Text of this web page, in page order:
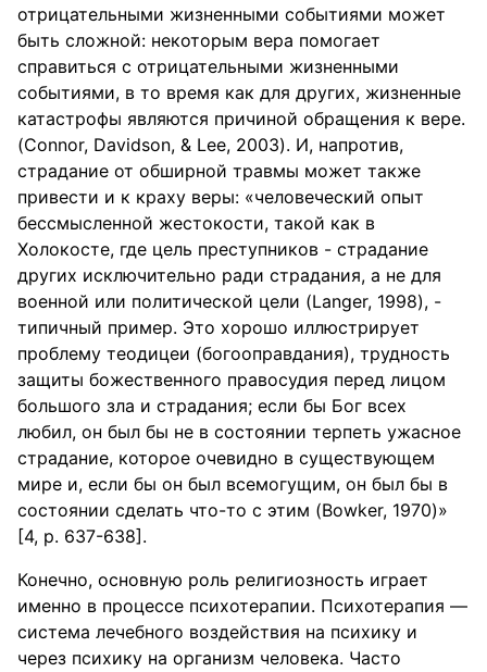
отрицательными жизненными событиями может
быть сложной: некоторым вера помогает
справиться с отрицательными жизненными
событиями, в то время как для других, жизненные
катастрофы являются причиной обращения к вере.
(Connor, Davidson, & Lee, 2003). И, напротив,
страдание от обширной травмы может также
привести и к краху веры: «человеческий опыт
бессмысленной жестокости, такой как в
Холокосте, где цель преступников - страдание
других исключительно ради страдания, а не для
военной или политической цели (Langer, 1998), -
типичный пример. Это хорошо иллюстрирует
проблему теодицеи (богооправдания), трудность
защиты божественного правосудия перед лицом
большого зла и страдания; если бы Бог всех
любил, он был бы не в состоянии терпеть ужасное
страдание, которое очевидно в существующем
мире и, если бы он был всемогущим, он был бы в
состоянии сделать что-то с этим (Bowker, 1970)»
[4, р. 637-638].
Конечно, основную роль религиозность играет
именно в процессе психотерапии. Психотерапия —
система лечебного воздействия на психику и
через психику на организм человека. Часто